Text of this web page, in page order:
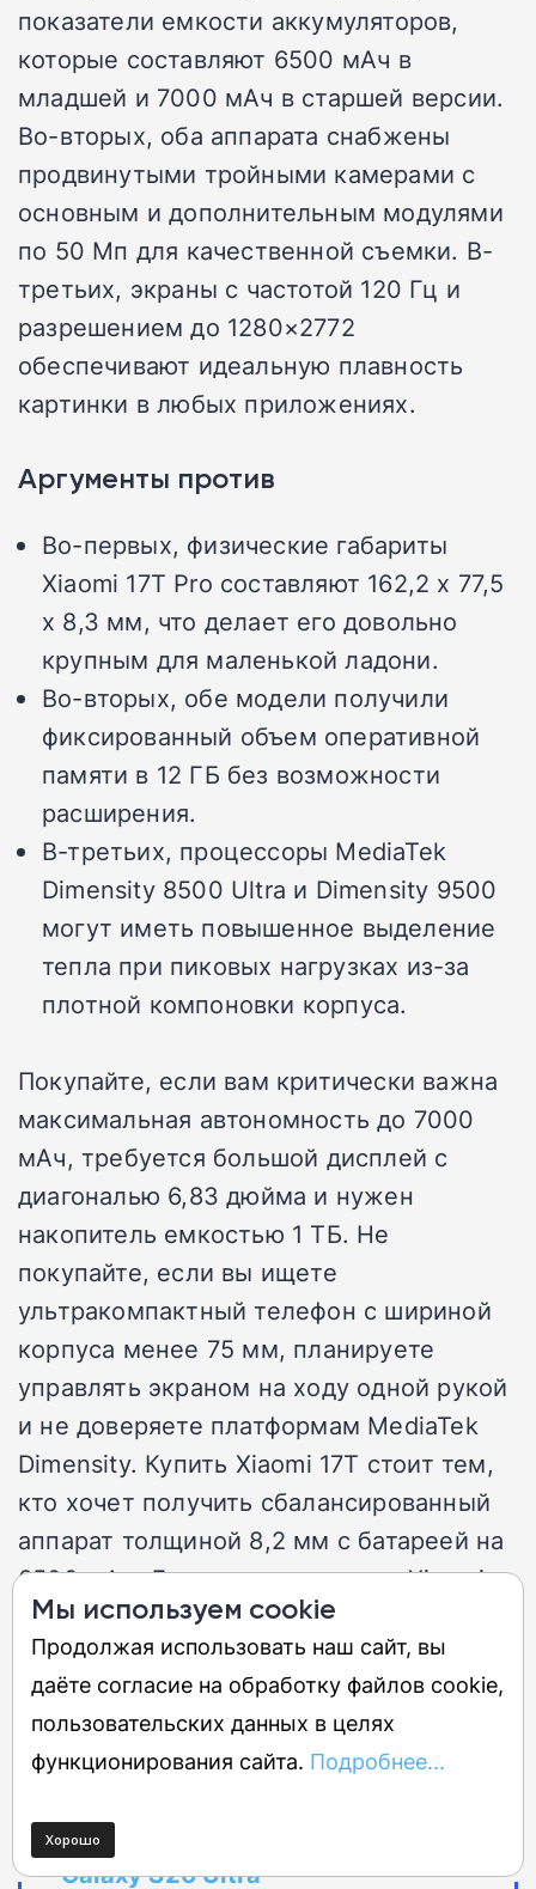
показатели емкости аккумуляторов,
которые составляют 6500 мАч в
младшей и 7000 мАч в старшей версии.
Во-вторых, оба аппарата снабжены
продвинутыми тройными камерами с
основным и дополнительным модулями
по 50 Мп для качественной съемки. В-
третьих, экраны с частотой 120 Гц и
разрешением до 1280×2772
обеспечивают идеальную плавность
картинки в любых приложениях.
Аргументы против
Во-первых, физические габариты
Xiaomi 17T Pro составляют 162,2 x 77,5
x 8,3 мм, что делает его довольно
крупным для маленькой ладони.
Во-вторых, обе модели получили
фиксированный объем оперативной
памяти в 12 ГБ без возможности
расширения.
В-третьих, процессоры MediaTek
Dimensity 8500 Ultra и Dimensity 9500
могут иметь повышенное выделение
тепла при пиковых нагрузках из-за
плотной компоновки корпуса.
Покупайте, если вам критически важна
максимальная автономность до 7000
мАч, требуется большой дисплей с
диагональю 6,83 дюйма и нужен
накопитель емкостью 1 ТБ. Не
покупайте, если вы ищете
ультракомпактный телефон с шириной
корпуса менее 75 мм, планируете
управлять экраном на ходу одной рукой
и не доверяете платформам MediaTek
Dimensity. Купить Xiaomi 17T стоит тем,
кто хочет получить сбалансированный
аппарат толщиной 8,2 мм с батареей на
6500 мАч. Лучше отказаться от Xiaomi
17T Pro тем, кто опасается избыточного
веса крупногабаритных мобильных
устройств.
«убийца флагманов» по цене
Galaxy S26 Ultra
Мы используем cookie
Продолжая использовать наш сайт, вы
даёте согласие на обработку файлов cookie,
пользовательских данных в целях
функционирования сайта. Подробнее...